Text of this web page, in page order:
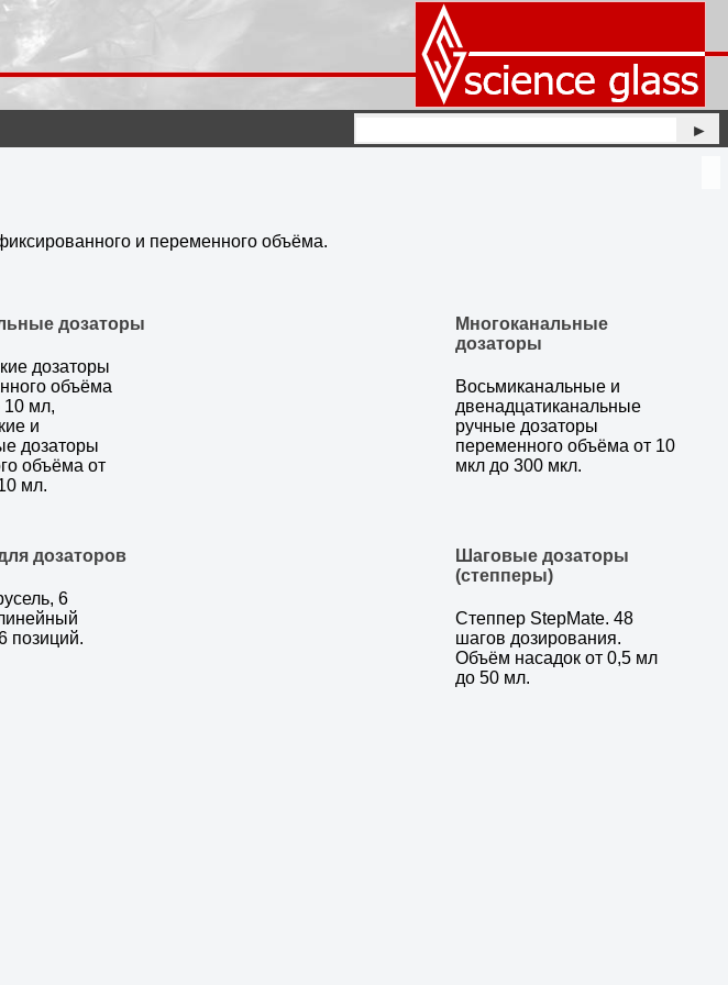
►
и переменного объёма.
дозаторы
дозаторы
объёма
10 мл,
и
дозаторы
объёма от
мл.
Многоканальные
дозаторы
Восьмиканальные и
двенадцатиканальные
ручные дозаторы
переменного объёма от 10
мкл до 300 мкл.
дозаторов
6
позиций.
Шаговые дозаторы
(степперы)
Степпер StepMate. 48
шагов дозирования.
Объём насадок от 0,5 мл
до 50 мл.